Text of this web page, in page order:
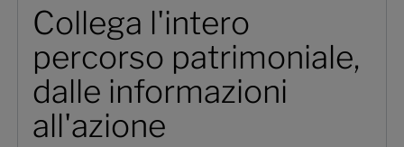
Collega l'intero
percorso patrimoniale,
dalle informazioni
all'azione